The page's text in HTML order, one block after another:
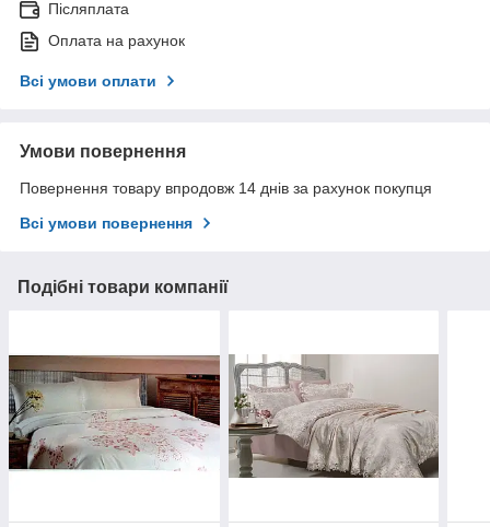
Післяплата
Оплата на рахунок
Всі умови оплати
Умови повернення
Повернення товару впродовж 14 днів за рахунок покупця
Всі умови повернення
Подібні товари компанії